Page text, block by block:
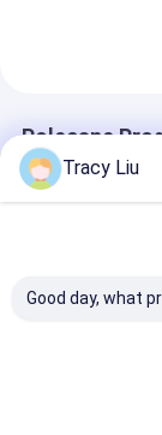
Polecane
Tracy Liu
Good day, what